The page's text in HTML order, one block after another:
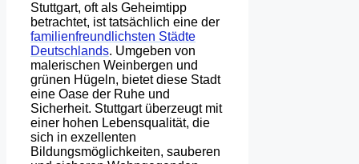
Stuttgart, oft als Geheimtipp
betrachtet, ist tatsächlich eine der
familienfreundlichsten Städte
Deutschlands. Umgeben von
malerischen Weinbergen und
grünen Hügeln, bietet diese Stadt
eine Oase der Ruhe und
Sicherheit. Stuttgart überzeugt mit
einer hohen Lebensqualität, die
sich in exzellenten
Bildungsmöglichkeiten, sauberen